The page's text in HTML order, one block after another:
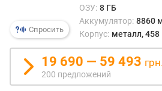
a
s
s
с
Спросить
ОЗУ: 8 ГБ
Аккумулятор: 8860
Корпус: металл,
19 690 — 59 493 грн.
200 предложений